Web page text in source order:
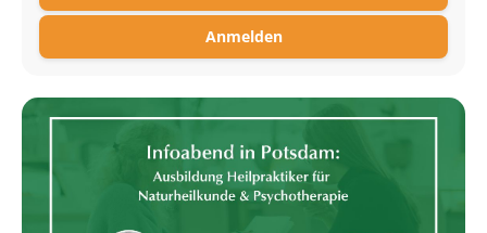
Anmelden